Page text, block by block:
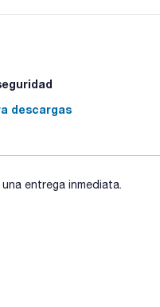
descargas
entrega inmediata.